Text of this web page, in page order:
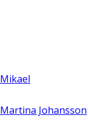
Mikael
Martina Johansson